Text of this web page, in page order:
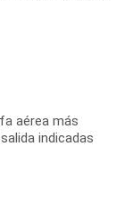
aérea más
indicadas